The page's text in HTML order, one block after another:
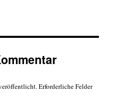
Erforderliche Felder